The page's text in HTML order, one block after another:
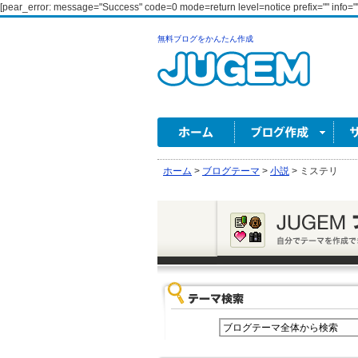
[pear_error: message="Success" code=0 mode=return level=notice prefix=""
無料ブログをかんたん作成
ホーム > ブログテーマ > 小説 > ミステリ